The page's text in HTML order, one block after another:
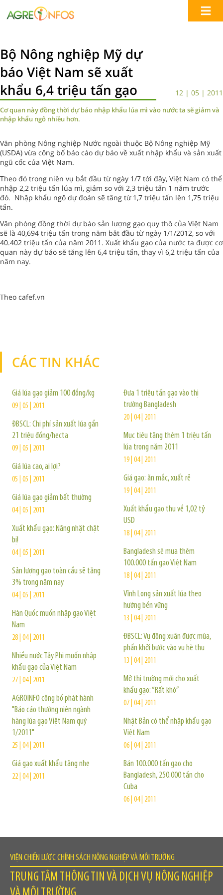
Bộ Nông nghiệp Mỹ dự
báo Việt Nam sẽ xuất
khẩu 6,4 triệu tấn gạo
12 | 05 | 2011
Cơ quan này đồng thời dự báo nhập khẩu lúa mì vào nước ta sẽ giảm và
nhập khẩu ngô nhiều hơn.
Văn phòng Nông nghiệp Nước ngoài thuộc Bộ Nông nghiệp Mỹ
(USDA) vừa công bố báo cáo dự báo về xuất nhập khẩu và sản xuất
ngũ cốc của Việt Nam.
Theo đó trong niên vụ bắt đầu từ ngày 1/7 tới đây, Việt Nam có thể
nhập 2,2 triệu tấn lúa mì, giảm so với 2,3 triệu tấn 1 năm trước
đó. Nhập khẩu ngô dự đoán sẽ tăng từ 1,7 triệu tấn lên 1,75 triệu
tấn.
Văn phòng đồng thời dự báo sản lượng gạo quy thô của Việt Nam
sẽ là 40,694 triệu tấn trong năm bắt đầu từ ngày 1/1/2012, so với
40.402 triệu tấn của năm 2011. Xuất khẩu gạo của nước ta được cơ
quan này dự báo sẽ tăng lên 6,4 triệu tấn, thay vì 6,2 triệu tấn của
năm nay.
Theo cafef.vn
CÁC TIN KHÁC
Giá lúa gạo giảm 100 đồng/kg
09 | 05 | 2011
ĐBSCL: Chi phí sản xuất lúa gần
21 triệu đồng/hecta
09 | 05 | 2011
Giá lúa cao, ai lợi?
05 | 05 | 2011
Giá lúa gạo giảm bất thường
04 | 05 | 2011
Xuất khẩu gạo: Năng nhặt chặt
bị!
04 | 05 | 2011
Sản lượng gạo toàn cầu sẽ tăng
3% trong năm nay
04 | 05 | 2011
Hàn Quốc muốn nhập gạo Việt
Nam
28 | 04 | 2011
Nhiều nước Tây Phi muốn nhập
khẩu gạo của Việt Nam
27 | 04 | 2011
AGROINFO công bố phát hành
"Báo cáo thường niên ngành
hàng lúa gạo Việt Nam quý
1/2011"
25 | 04 | 2011
Giá gạo xuất khẩu tăng nhẹ
22 | 04 | 2011
Đưa 1 triệu tấn gạo vào thị
trường Bangladesh
20 | 04 | 2011
Mục tiêu tăng thêm 1 triệu tấn
lúa trong năm 2011
19 | 04 | 2011
Giá gạo: ăn mắc, xuất rẻ
19 | 04 | 2011
Xuất khẩu gạo thu về 1,02 tỷ
USD
18 | 04 | 2011
Bangladesh sẽ mua thêm
100.000 tấn gạo Việt Nam
18 | 04 | 2011
Vĩnh Long sản xuất lúa theo
hướng bền vững
13 | 04 | 2011
ĐBSCL: Vụ đông xuân được mùa,
phấn khởi bước vào vụ hè thu
13 | 04 | 2011
Mở thị trường mới cho xuất
khẩu gạo: “Rất khó”
07 | 04 | 2011
Nhật Bản có thể nhập khẩu gạo
Việt Nam
06 | 04 | 2011
Bán 100.000 tấn gạo cho
Bangladesh, 250.000 tấn cho
Cuba
06 | 04 | 2011
VIỆN CHIẾN LƯỢC CHÍNH SÁCH NÔNG NGHIỆP VÀ MÔI TRƯỜNG
TRUNG TÂM THÔNG TIN VÀ DỊCH VỤ NÔNG NGHIỆP